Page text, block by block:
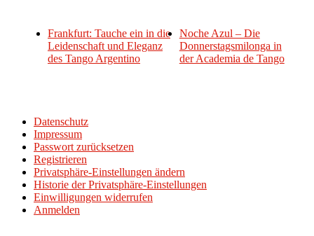
Frankfurt: Tauche ein in die
Leidenschaft und Eleganz
des Tango Argentino
Noche Azul – Die
Donnerstagsmilonga in
der Academia de Tango
Datenschutz
Impressum
Passwort zurücksetzen
Registrieren
Privatsphäre-Einstellungen ändern
Historie der Privatsphäre-Einstellungen
Einwilligungen widerrufen
Anmelden